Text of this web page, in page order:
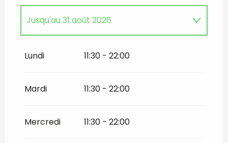
1 janvier 2026au 31 mars 2026
Jusqu'au 31 août 2026
Lundi 11:30 - 22:00
Mardi 11:30 - 22:00
Mercredi 11:30 - 22:00